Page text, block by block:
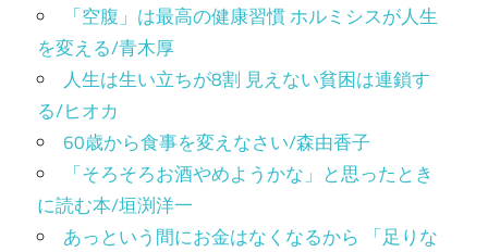
「空腹」は最高の健康習慣 ホルミシスが人生
を変える/青木厚
人生は生い立ちが8割 見えない貧困は連鎖す
る/ヒオカ
60歳から食事を変えなさい/森由香子
「そろそろお酒やめようかな」と思ったとき
に読む本/垣渕洋一
あっという間にお金はなくなるから 「足りな